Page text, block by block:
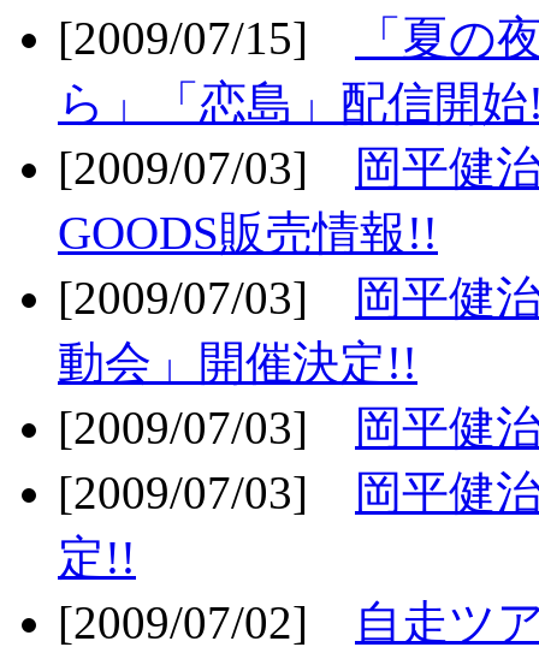
[2009/07/15]
「夏の
ら」「恋島」配信開
[2009/07/03]
岡平健
GOODS販売情報!!
[2009/07/03]
岡平健
動会」開催決定!!
[2009/07/03]
岡平健
[2009/07/03]
岡平健
定!!
[2009/07/02]
自走ツ